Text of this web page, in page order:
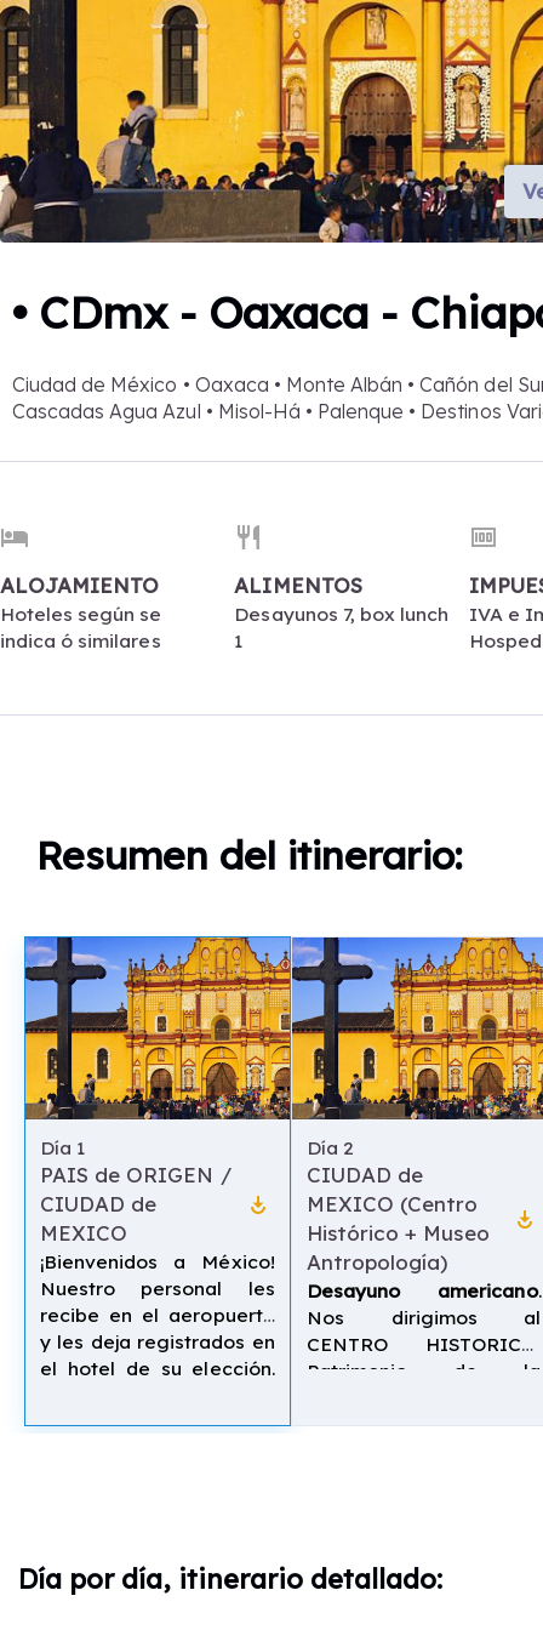
• CDmx - Oaxaca -
Ciudad de México • Oaxaca • Monte Albán • Cañón del
Cascadas Agua Azul • Misol-Há • Palenque • Destinos
hotel
ALOJAMIENTO
Hoteles según se
indica ó similares
restaurant
ALIMENTOS
Desayunos 7, box lunch
1
money
IVA e
Resumen del itinerario:
Día 1
PAIS de ORIGEN /
CIUDAD de
MEXICO
play_for_work
¡Bienvenidos a México!
Nuestro personal les
recibe en el aeropuerto
y les deja registrados en
el hotel de su elección.
Día 2
CIUDAD de
MEXICO (Centro
Histórico + Museo
Antropología)
play_for_work
Desayuno americano.
Nos dirigimos al
CENTRO HISTORICO,
Patrimonio de la
(Ayuntamiento, Catedral,
Reforma hasta el inicio
Día por día, itinerario detallado: